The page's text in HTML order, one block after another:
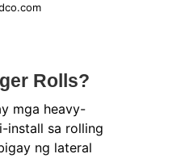
Rolls?
mga heavy-
install sa rolling
ng lateral